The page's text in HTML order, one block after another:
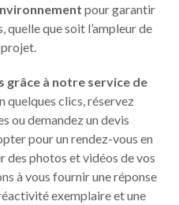
pour garantir
que soit l’ampleur de
grâce à notre service de
quelques clics, réservez
ou demandez un devis
pour un rendez-vous en
des photos et vidéos de vos
à vous fournir une réponse
réactivité exemplaire et une